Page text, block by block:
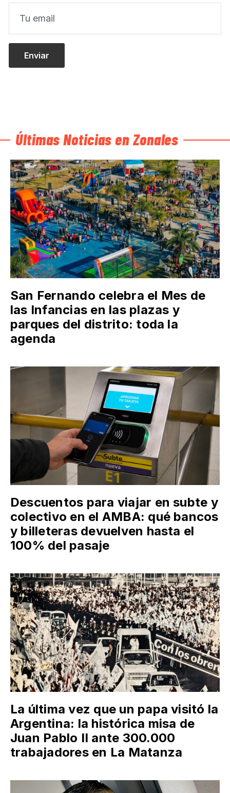
Últimas Noticias en Zonales
San Fernando celebra el Mes de
las Infancias en las plazas y
parques del distrito: toda la
agenda
Descuentos para viajar en subte y
colectivo en el AMBA: qué bancos
y billeteras devuelven hasta el
100% del pasaje
La última vez que un papa visitó la
Argentina: la histórica misa de
Juan Pablo II ante 300.000
trabajadores en La Matanza